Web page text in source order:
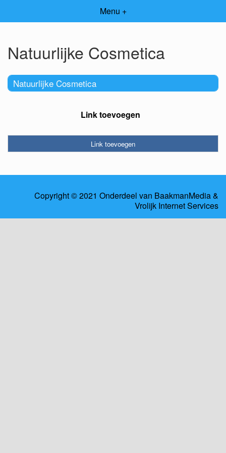
Menu +
Natuurlijke Cosmetica
Natuurlijke Cosmetica
Link toevoegen
Link toevoegen
Copyright © 2021 Onderdeel van BaakmanMedia&
Vrolijk Internet Services